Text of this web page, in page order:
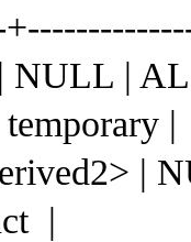
NULL |
|
|
|